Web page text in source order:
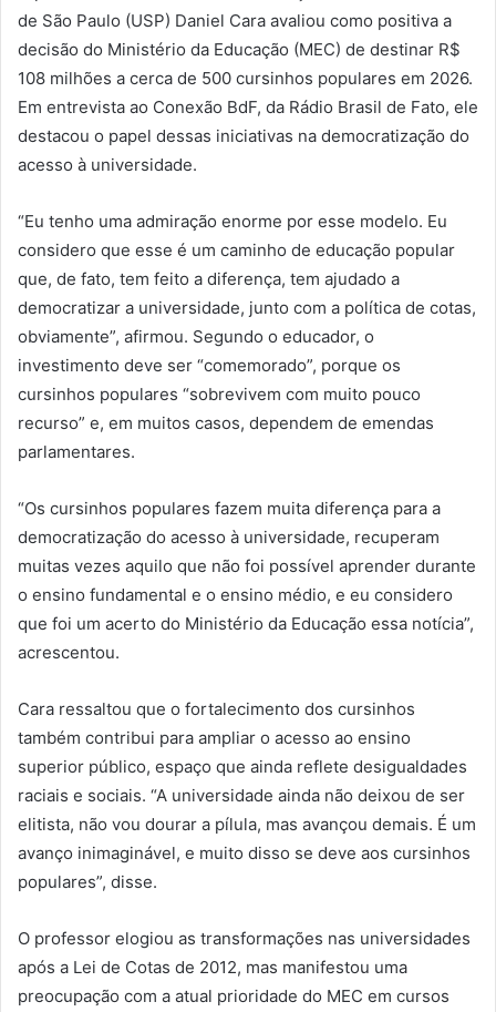
de São Paulo (USP) Daniel Cara avaliou como positiva a
decisão do Ministério da Educação (MEC) de destinar R$
108 milhões a cerca de 500 cursinhos populares em 2026.
Em entrevista ao Conexão BdF, da Rádio Brasil de Fato, ele
destacou o papel dessas iniciativas na democratização do
acesso à universidade.
“Eu tenho uma admiração enorme por esse modelo. Eu
considero que esse é um caminho de educação popular
que, de fato, tem feito a diferença, tem ajudado a
democratizar a universidade, junto com a política de cotas,
obviamente”, afirmou. Segundo o educador, o
investimento deve ser “comemorado”, porque os
cursinhos populares “sobrevivem com muito pouco
recurso” e, em muitos casos, dependem de emendas
parlamentares.
“Os cursinhos populares fazem muita diferença para a
democratização do acesso à universidade, recuperam
muitas vezes aquilo que não foi possível aprender durante
o ensino fundamental e o ensino médio, e eu considero
que foi um acerto do Ministério da Educação essa notícia”,
acrescentou.
Cara ressaltou que o fortalecimento dos cursinhos
também contribui para ampliar o acesso ao ensino
superior público, espaço que ainda reflete desigualdades
raciais e sociais. “A universidade ainda não deixou de ser
elitista, não vou dourar a pílula, mas avançou demais. É um
avanço inimaginável, e muito disso se deve aos cursinhos
populares”, disse.
O professor elogiou as transformações nas universidades
após a Lei de Cotas de 2012, mas manifestou uma
preocupação com a atual prioridade do MEC em cursos